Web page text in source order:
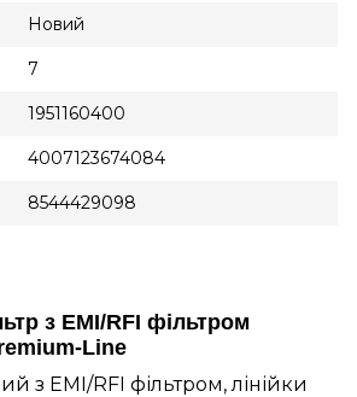
Новий
7
1951160400
4007123674084
8544429098
з EMI/RFI фільтром
Line
з EMI/RFI фільтром, лінійки